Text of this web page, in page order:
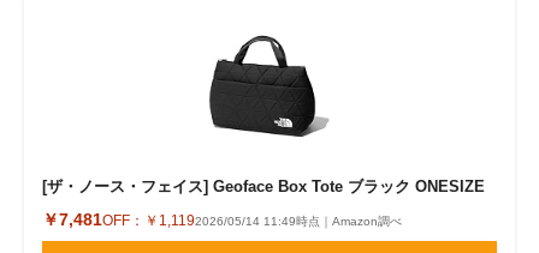
経営リーダーのコミュニティ
マーケ×ITの今がよく分かる
ITエンジニア向け専門サイト
企業向けIT製品の総合サイト
[ザ・ノース・フェイス] Geoface Box Tote ブラック ONESIZE
￥7,481OFF： ￥1,1192026/05/14 11:49時点｜Amazon調べ